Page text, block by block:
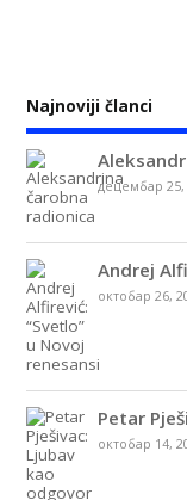
Najnoviji članci
децембар 25,
Andrej
октобар 26,
Petar
октобар 14,